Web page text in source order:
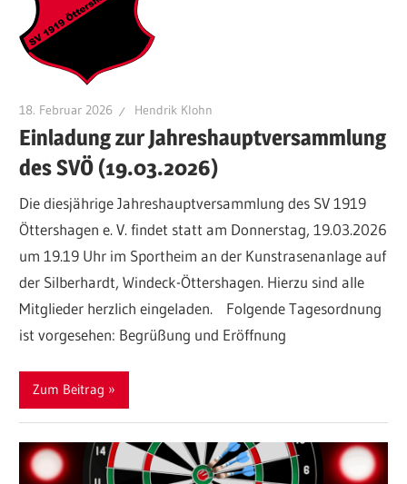
18. Februar 2026 Hendrik Klohn
Einladung zur Jahreshauptversammlung
des SVÖ (19.03.2026)
Die diesjährige Jahreshauptversammlung des SV 1919
Öttershagen e. V. findet statt am Donnerstag, 19.03.2026
um 19.19 Uhr im Sportheim an der Kunstrasenanlage auf
der Silberhardt, Windeck-Öttershagen. Hierzu sind alle
Mitglieder herzlich eingeladen. Folgende Tagesordnung
ist vorgesehen: Begrüßung und Eröffnung
Zum Beitrag